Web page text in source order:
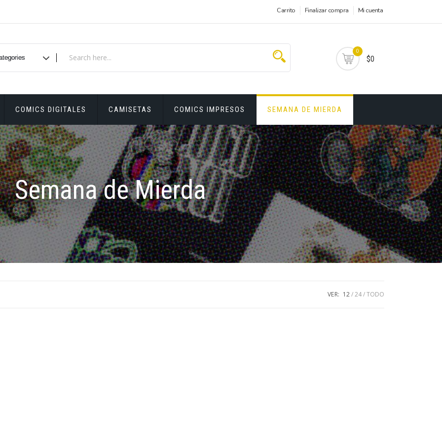
Carrito Finalizar compra Mi cuenta
0
$0
COMICS DIGITALES CAMISETAS COMICS IMPRESOS SEMANA DE MIERDA
Semana de Mierda
VER: 12 24 TODO